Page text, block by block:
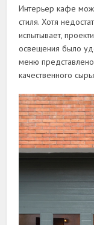
Интерьер кафе
стиля. Хотя
испытывает,
освещения было
меню
качественного